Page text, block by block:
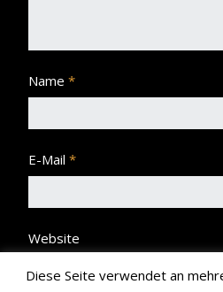
Name *
E-Mail *
Website
Diese Seite verwendet an